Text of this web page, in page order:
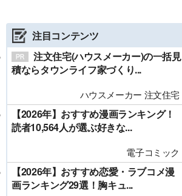
注目コンテンツ
注文住宅(ハウスメーカー)の一括見
積ならタウンライフ家づくり...
ハウスメーカー 注文住宅
【2026年】おすすめ漫画ランキング！
読者10,564人が選ぶ好きな...
電子コミック
【2026年】おすすめ恋愛・ラブコメ漫
画ランキング29選！胸キュ...